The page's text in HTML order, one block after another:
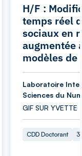
H/F :
temps réel
sociaux en
augmentée
modèles
Laboratoire
Sciences du
GIF SUR YVETTE
CDD Doctorant